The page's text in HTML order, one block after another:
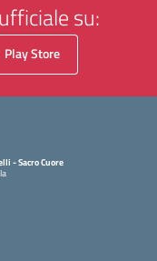
su:
Play Store
- Sacro Cuore
la pagina iniziale della scuola